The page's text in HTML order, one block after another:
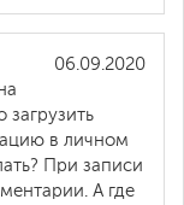
06.09.2020
в личном
При записи
А где